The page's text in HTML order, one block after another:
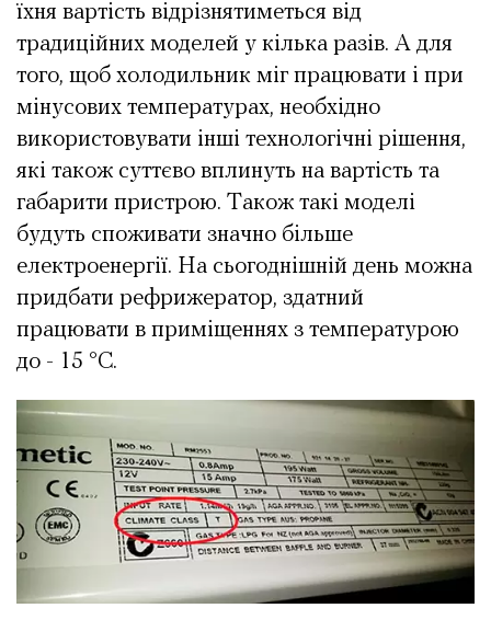
їхня вартість відрізнятиметься від
традиційних моделей у кілька разів. А для
того, щоб холодильник міг працювати і при
мінусових температурах, необхідно
використовувати інші технологічні рішення,
які також суттєво вплинуть на вартість та
габарити пристрою. Також такі моделі
будуть споживати значно більше
електроенергії. На сьогоднішній день можна
придбати рефрижератор, здатний
працювати в приміщеннях з температурою
до - 15 °C.